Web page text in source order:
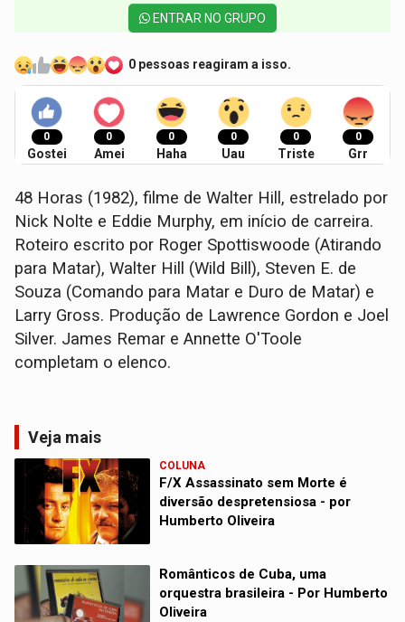
ENTRAR NO GRUPO
0 pessoas reagiram a isso.
0
Gostei
0
Amei
0
Haha
0
Uau
0
Triste
0
Grr
48 Horas (1982), filme de Walter Hill, estrelado por
Nick Nolte e Eddie Murphy, em início de carreira.
Roteiro escrito por Roger Spottiswoode (Atirando
para Matar), Walter Hill (Wild Bill), Steven E. de
Souza (Comando para Matar e Duro de Matar) e
Larry Gross. Produção de Lawrence Gordon e Joel
Silver. James Remar e Annette O'Toole
completam o elenco.
Veja mais
COLUNA
F/X Assassinato sem Morte é
diversão despretensiosa - por
Humberto Oliveira
Românticos de Cuba, uma
orquestra brasileira - Por Humberto
Oliveira